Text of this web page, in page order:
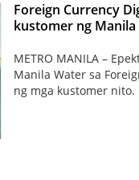
Foreign Currency
kustomer ng Manila
METRO MANILA –
Manila Water sa
ng mga kustomer